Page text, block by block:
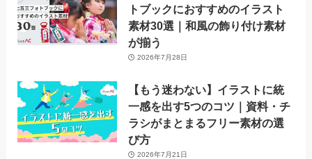
トブックにおすすめのイラスト
素材30選｜和風の飾り付け素材
が揃う
2026年7月28日
【もう迷わない】イラストに統
一感を出す5つのコツ｜資料・チ
ラシがまとまるフリー素材の選
び方
2026年7月21日